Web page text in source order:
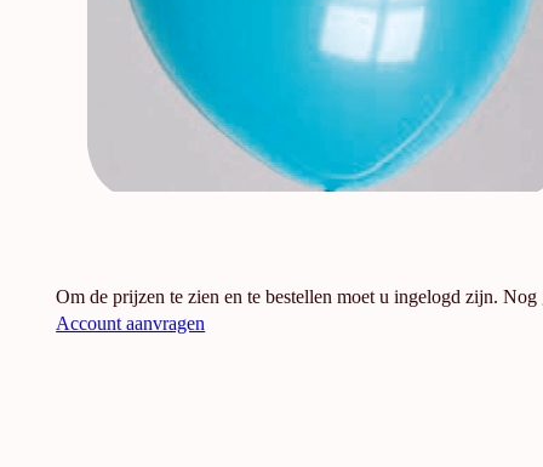
Om de prijzen te zien en te bestellen moet u ingelogd zijn. Nog
Account aanvragen